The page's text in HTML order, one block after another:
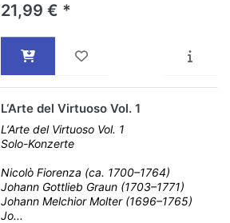
21,99 € *
L‘Arte del Virtuoso Vol. 1
L‘Arte del Virtuoso Vol. 1
Solo-Konzerte
Nicolò Fiorenza (ca. 1700–1764)
Johann Gottlieb Graun (1703–1771)
Johann Melchior Molter (1696–1765)
Jo...